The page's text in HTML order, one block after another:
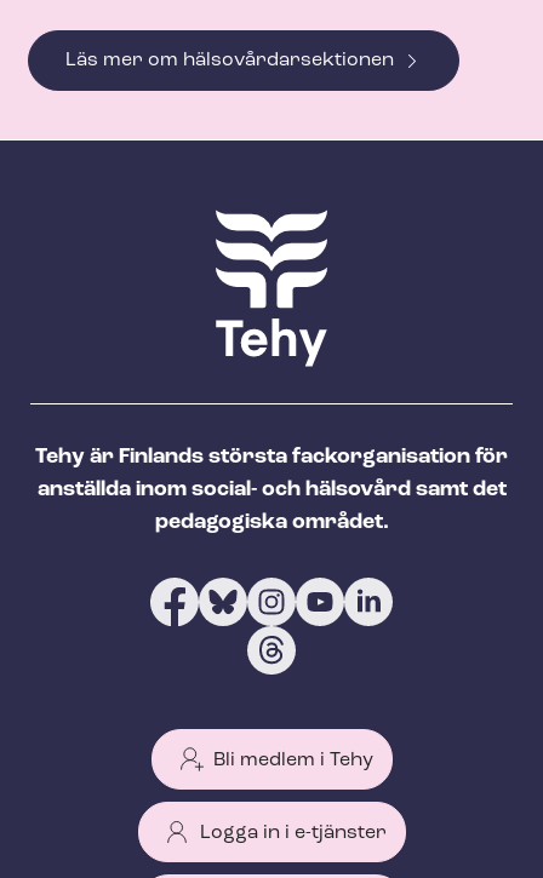
Läs mer om häl­so­vår­dar­sek­tio­nen
Tehy är Finlands största fackorganisation för
anställda inom social- och hälsovård samt det
pedagogiska området.
Bli medlem i Tehy
Logga in i e-tjänster